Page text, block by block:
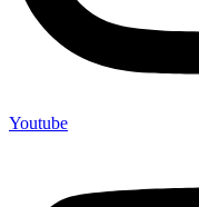
Youtube